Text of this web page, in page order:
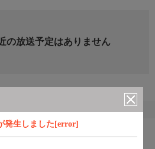
発生しました[error]
の放送予定はありません
番組